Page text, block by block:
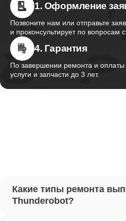
1. Оформление
Позвоните нам или отправьте
и проконсультирует по вопросам
4. Гарантия
По завершении ремонта и
услуги и запчасти до 3 лет.
Какие типы ремонта
Thunderobot?